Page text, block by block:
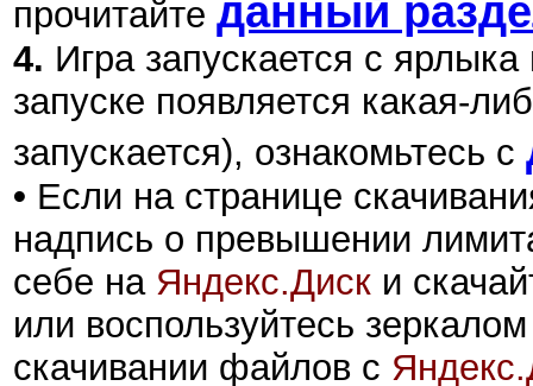
прочитайте данный
4. Игра запускается с
запуске появляется какая-
запускается), ознакомьтесь с
• Если на странице
надпись о превышении
себе на Яндекс.Диск и
или воспользуйтесь
скачивании файлов с